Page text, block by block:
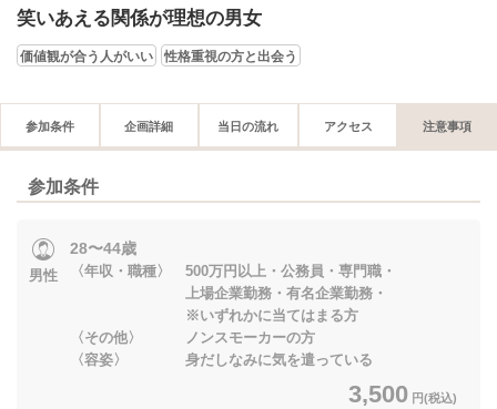
笑いあえる関係が理想の男女
価値観が合う人がいい 性格重視の方と出会う
参加条件 企画詳細 当日の流れ アクセス 注意事項
参加条件
男性
28〜44歳
〈年収・職種〉 500万円以上・公務員・専門職・
上場企業勤務・有名企業勤務・
※いずれかに当てはまる方
〈その他〉 ノンスモーカーの方
〈容姿〉 身だしなみに気を遣っている
3,500 円(税込)